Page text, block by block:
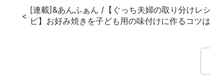
[連載]&あんふぁん /【ぐっち夫婦の取り分けレシ
ピ】お好み焼きを子ども用の味付けに作るコツ